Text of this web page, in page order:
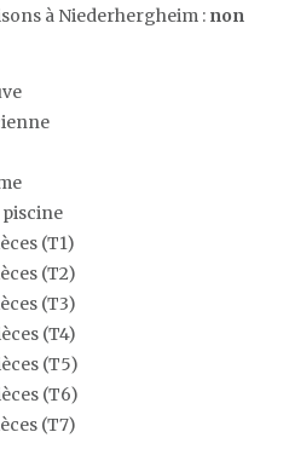
à Niederhergheim : non
(T1)
(T2)
(T3)
(T4)
(T5)
(T6)
(T7)